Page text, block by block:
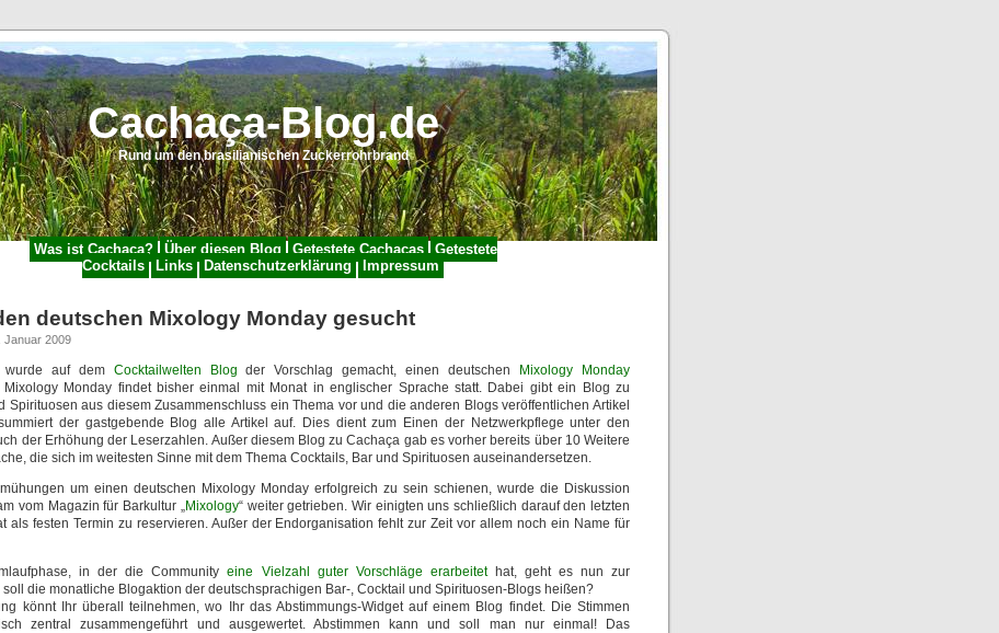
Cachaça-Blog.de
Rund um den brasilianischen Zuckerrohrbrand
Was ist Cachaça? Über diesen Blog Getestete Cachaças
Getestete
Cocktails
Links Datenschutzerklärung Impressum
deutschen Mixology Monday gesucht
Januar 2009
auf dem Cocktailwelten Blog der Vorschlag gemacht, einen deutschen
Mixology Monday
Mixology Monday findet bisher einmal mit Monat in englischer Sprache statt. Dabei gibt ein Blog zu
Spirituosen aus diesem Zusammenschluss ein Thema vor und die anderen Blogs veröffentlichen Artikel
der gastgebende Blog alle Artikel auf. Dies dient zum Einen der Netzwerkpflege unter den
der Erhöhung der Leserzahlen. Außer diesem Blog zu Cachaça gab es vorher bereits über 10 Weitere
die sich im weitesten Sinne mit dem Thema Cocktails, Bar und Spirituosen auseinandersetzen.
um einen deutschen Mixology Monday erfolgreich zu sein schienen, wurde die Diskussion
vom Magazin für Barkultur „Mixology“ weiter getrieben. Wir einigten uns schließlich darauf den letzten
als festen Termin zu reservieren. Außer der Endorganisation fehlt zur Zeit vor allem noch ein Name für
in der die Communityeine Vielzahl guter Vorschläge erarbeitethat, geht es nun zur
soll die monatliche Blogaktion der deutschsprachigen Bar-, Cocktail und Spirituosen-Blogs heißen?
könnt Ihr überall teilnehmen, wo Ihr das Abstimmungs-Widget auf einem Blog findet. Die Stimmen
zentral zusammengeführt und ausgewertet. Abstimmen kann und soll man nur einmal! Das